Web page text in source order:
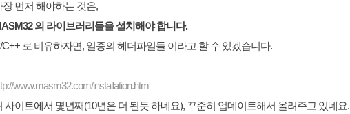
장 먼저 해야하는 것은,
의 라이브러리들을 설치해야 합니다.
C++ 로 비유하자면, 일종의 헤더파일들 이라고 할 수 있겠습니다.
www.masm32.com/installation.htm
사이트에서 몇년째(10년은 더 된듯 하네요), 꾸준히 업데이트해서 올려주고 있네요.